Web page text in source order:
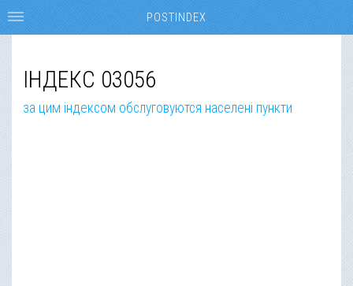
ІНДЕКС 03056
за цим індексом обслуговуются населені пункти
POSTINDEX